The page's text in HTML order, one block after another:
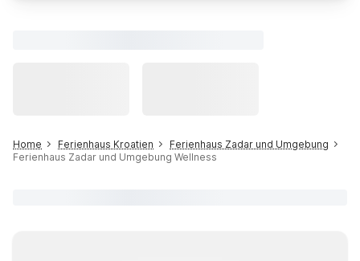
Home Ferienhaus Kroatien
Ferienhaus Zadar und Umgebung
Ferienhaus Zadar und Umgebung Wellness